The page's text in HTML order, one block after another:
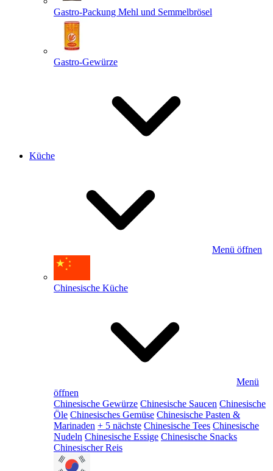
Gastro-Packung Mehl und Semmelbrösel
Gastro-Gewürze
Küche
Menü öffnen
Chinesische Küche
Menü
öffnen
Chinesische Gewürze Chinesische Saucen Chinesische
Öle Chinesisches Gemüse Chinesische Pasten &
Marinaden + 5 nächste Chinesische Tees Chinesische
Nudeln Chinesische Essige Chinesische Snacks
Chinesischer Reis